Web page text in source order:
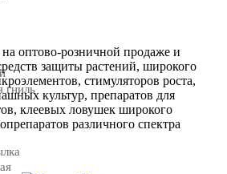
гниль
оптово-розничной продаже и
защиты растений, широкого
стимуляторов роста,
культур, препаратов для
клеевых ловушек широкого
различного спектра